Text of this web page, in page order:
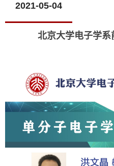
2021-05-04
北京大学电子学系